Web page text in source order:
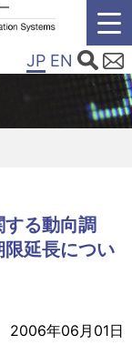
JP EN
する動向調
延長につい
2006年06月01日